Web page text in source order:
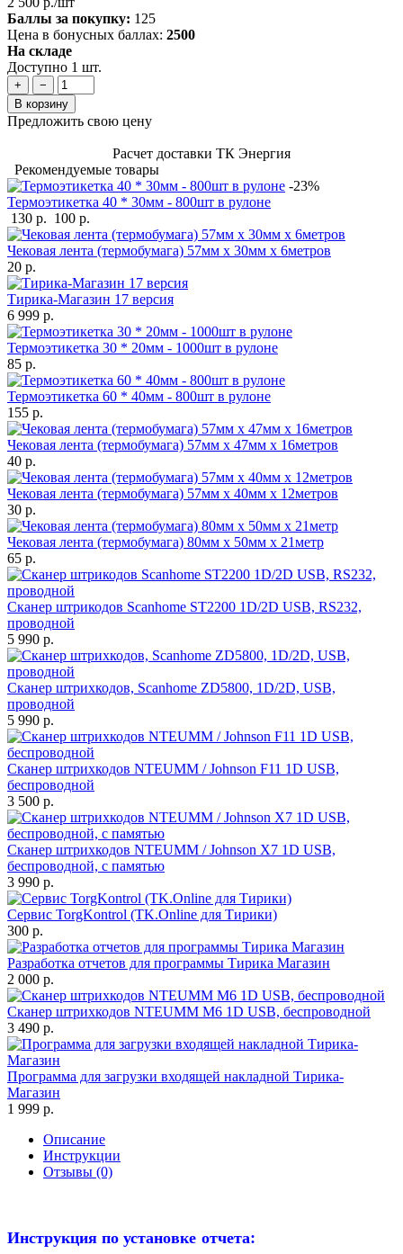
Баллы за покупку: 125
Цена в бонусных баллах: 2500
На складе
Доступно 1 шт.
+
−
В корзину
Предложить свою цену
Расчет доставки ТК Энергия
Рекомендуемые товары
-23%
Термоэтикетка 40 * 30мм - 800шт в рулоне
130 р. 100 р.
Чековая лента (термобумага) 57мм x 30мм х 6метров
20 р.
Тирика-Магазин 17 версия
6 999 р.
Термоэтикетка 30 * 20мм - 1000шт в рулоне
85 р.
Термоэтикетка 60 * 40мм - 800шт в рулоне
155 р.
Чековая лента (термобумага) 57мм x 47мм х 16метров
40 р.
Чековая лента (термобумага) 57мм x 40мм х 12метров
30 р.
Чековая лента (термобумага) 80мм x 50мм х 21метр
65 р.
Сканер штрикодов Scanhome ST2200 1D/2D USB, RS232,
проводной
5 990 р.
Сканер штрихкодов, Scanhome ZD5800, 1D/2D, USB,
проводной
5 990 р.
Сканер штрихкодов NTEUMM / Johnson F11 1D USB,
беспроводной
3 500 р.
Сканер штрихкодов NTEUMM / Johnson X7 1D USB,
беспроводной, с памятью
3 990 р.
Сервис TorgKontrol (TK.Online для Тирики)
300 р.
Разработка отчетов для программы Тирика Магазин
2 000 р.
Сканер штрихкодов NTEUMM M6 1D USB, беспроводной
3 490 р.
Программа для загрузки входящей накладной Тирика-
Магазин
1 999 р.
Описание
Инструкции
Отзывы (0)
Инструкция по установке отчета: